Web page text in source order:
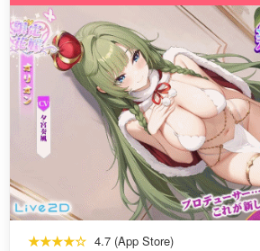
★★★★☆ 4.7 (App Store)